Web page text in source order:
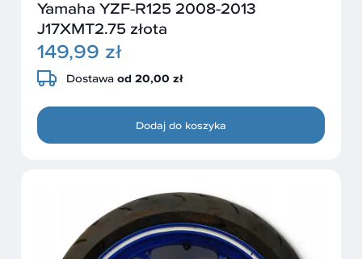
Yamaha YZF-R125 2008-2013
J17XMT2.75 złota
149,99 zł
Dostawa od 20,00 zł
Dodaj do koszyka